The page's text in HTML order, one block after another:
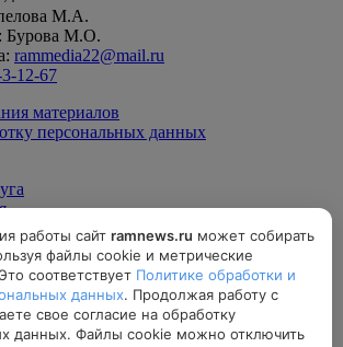
М.А.
Бурова М.О.
rammedia22@mail.ru
12-67
материалов
персональных данных
г. Раменское, городской парк, стадион
работы сайт ramnews.ru может собирать
файлы cookie и метрические
соответствует Политике обработки и
данных. Продолжая работу с
свое согласие на обработку
данных. Файлы cookie можно отключить